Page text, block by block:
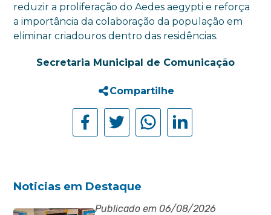
reduzir a proliferação do Aedes aegypti e reforça
a importância da colaboração da população em
eliminar criadouros dentro das residências.
Secretaria Municipal de Comunicação
Compartilhe
Noticias em Destaque
Publicado em 06/08/2026